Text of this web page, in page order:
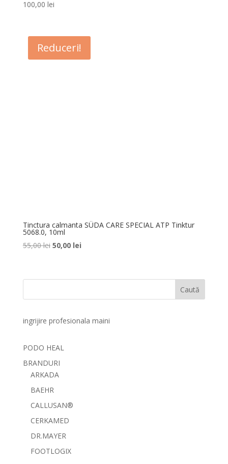
100,00 lei
Reduceri!
Tinctura calmanta SÜDA CARE SPECIAL ATP Tinktur
5068.0, 10ml
55,00lei Prețul
fost:
50,00 leiPrețul
50,00 lei.
Caută
ingrijire profesionala maini
PODO HEAL
BRANDURI
ARKADA
BAEHR
CALLUSAN®
CERKAMED
DR.MAYER
FOOTLOGIX